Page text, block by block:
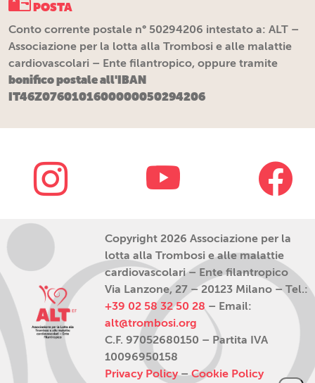
POSTA
Conto corrente postale n° 50294206 intestato a: ALT –
Associazione per la lotta alla Trombosi e alle malattie
cardiovascolari – Ente filantropico, oppure tramite
bonifico postale all'IBAN
IT46Z0760101600000050294206
Copyright 2026 Associazione per la
lotta alla Trombosi e alle malattie
cardiovascolari – Ente filantropico
Via Lanzone, 27 – 20123 Milano – Tel.:
+39 02 58 32 50 28 – Email:
alt@trombosi.org
C.F. 97052680150 – Partita IVA
10096950158
Privacy Policy–Cookie Policy